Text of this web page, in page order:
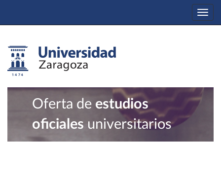
Oferta de estudios
oficiales universitarios